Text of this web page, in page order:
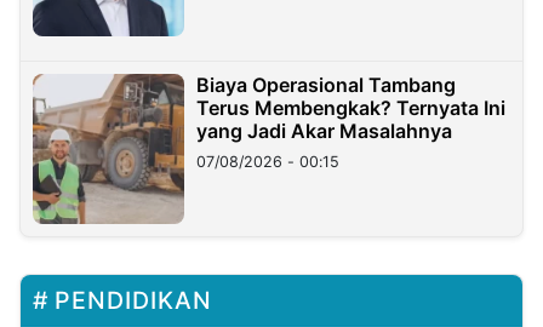
Biaya Operasional Tambang
Terus Membengkak? Ternyata Ini
yang Jadi Akar Masalahnya
07/08/2026 - 00:15
PENDIDIKAN